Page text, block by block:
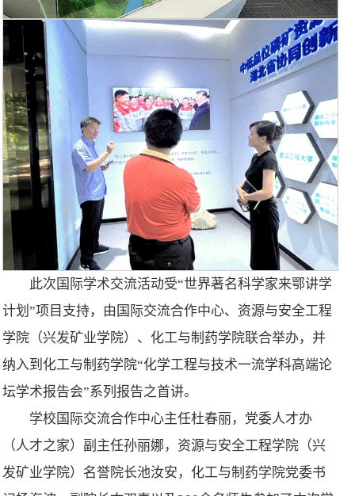
此次国际学术交流活动受“世界著名科学家来鄂讲学
计划”项目支持，由国际交流合作中心、资源与安全工程
学院（兴发矿业学院）、化工与制药学院联合举办，并
纳入到化工与制药学院“化学工程与技术一流学科高端论
坛学术报告会”系列报告之首讲。
学校国际交流合作中心主任杜春丽，党委人才办
（人才之家）副主任孙丽娜，资源与安全工程学院（兴
发矿业学院）名誉院长池汝安，化工与制药学院党委书